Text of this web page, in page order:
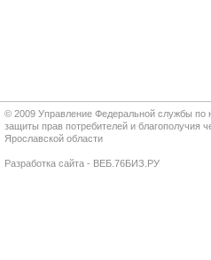
© 2009 Управление Федеральной службы по
защиты прав потребителей и благополучия
Ярославской области
Разработка сайта - ВЕБ.76БИЗ.РУ